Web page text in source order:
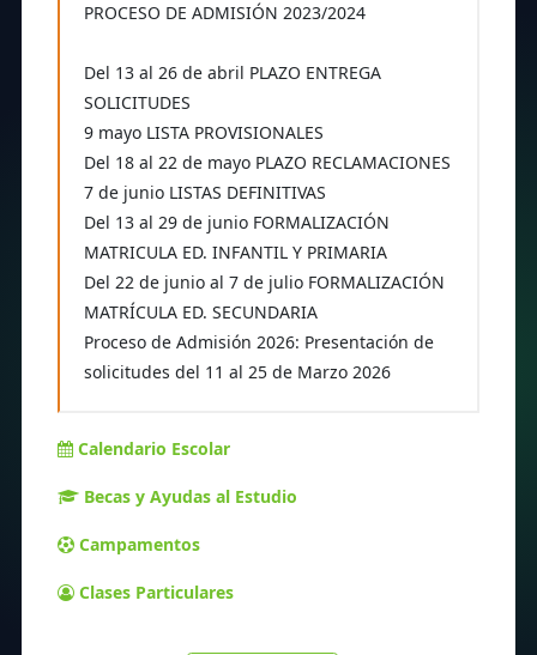
PROCESO DE ADMISIÓN 2023/2024
Del 13 al 26 de abril PLAZO ENTREGA
SOLICITUDES
9 mayo LISTA PROVISIONALES
Del 18 al 22 de mayo PLAZO RECLAMACIONES
7 de junio LISTAS DEFINITIVAS
Del 13 al 29 de junio FORMALIZACIÓN
MATRICULA ED. INFANTIL Y PRIMARIA
Del 22 de junio al 7 de julio FORMALIZACIÓN
MATRÍCULA ED. SECUNDARIA
Proceso de Admisión 2026: Presentación de
solicitudes del 11 al 25 de Marzo 2026
Calendario Escolar
Becas y Ayudas al Estudio
Campamentos
Clases Particulares